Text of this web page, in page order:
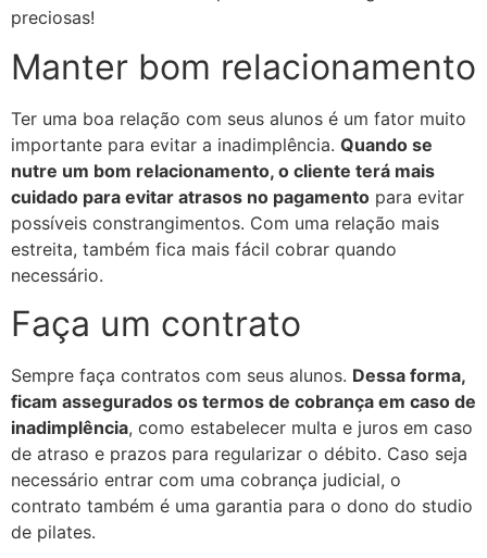
preciosas!
Manter bom relacionamento
Ter uma boa relação com seus alunos é um fator muito
importante para evitar a inadimplência. Quando se
nutre um bom relacionamento, o cliente terá mais
cuidado para evitar atrasos no pagamento para evitar
possíveis constrangimentos. Com uma relação mais
estreita, também fica mais fácil cobrar quando
necessário.
Faça um contrato
Sempre faça contratos com seus alunos. Dessa forma,
ficam assegurados os termos de cobrança em caso de
inadimplência, como estabelecer multa e juros em caso
de atraso e prazos para regularizar o débito. Caso seja
necessário entrar com uma cobrança judicial, o
contrato também é uma garantia para o dono do studio
de pilates.